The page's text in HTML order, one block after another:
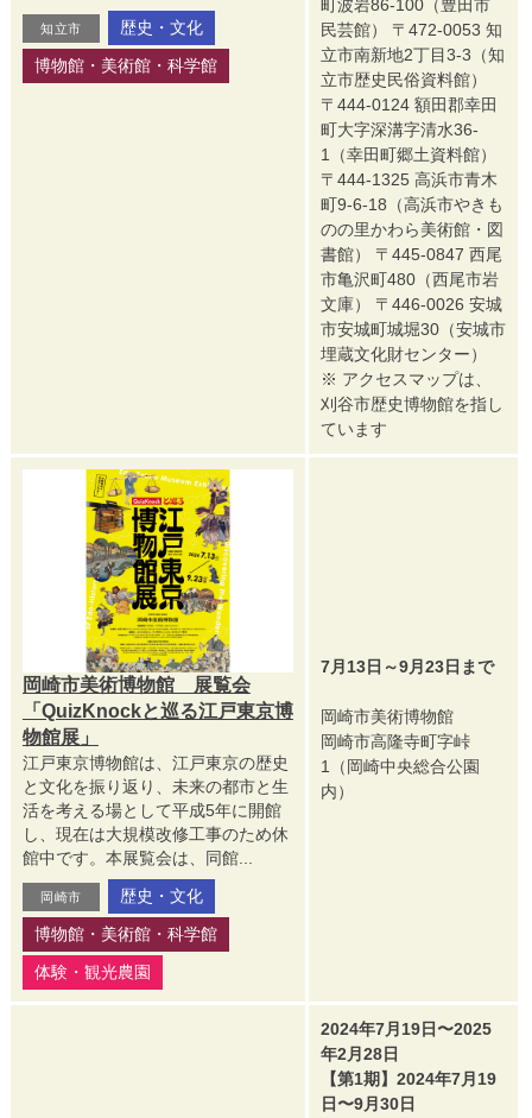
知立市
歴史・文化
博物館・美術館・科学館
町波岩86-100（豊田市
民芸館） 〒472-0053 知
立市南新地2丁目3-3（知
立市歴史民俗資料館）
〒444-0124 額田郡幸田
町大字深溝字清水36-
1（幸田町郷土資料館）
〒444-1325 高浜市青木
町9-6-18（高浜市やきも
のの里かわら美術館・図
書館） 〒445-0847 西尾
市亀沢町480（西尾市岩
文庫） 〒446-0026 安城
市安城町城堀30（安城市
埋蔵文化財センター）
※ アクセスマップは、
刈谷市歴史博物館を指し
ています
岡崎市美術博物館 展覧会
「QuizKnockと巡る江戸東京博
物館展」
江戸東京博物館は、江戸東京の歴史
と文化を振り返り、未来の都市と生
活を考える場として平成5年に開館
し、現在は大規模改修工事のため休
館中です。本展覧会は、同館...
岡崎市
歴史・文化
博物館・美術館・科学館
体験・観光農園
7月13日～9月23日まで
岡崎市美術博物館
岡崎市高隆寺町字峠
1（岡崎中央総合公園
内）
2024年7月19日〜2025
年2月28日
【第1期】2024年7月19
日〜9月30日